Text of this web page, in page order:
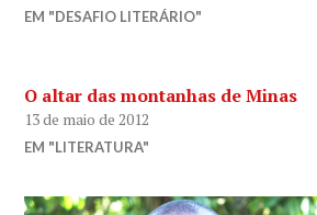
EM "DESAFIO LITERÁRIO"
O altar das montanhas de Minas
13 de maio de 2012
EM "LITERATURA"